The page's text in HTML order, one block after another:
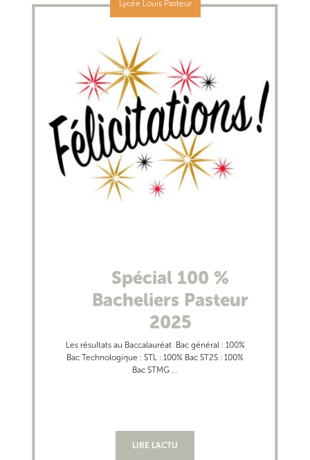
Lycée Louis Pasteur
Spécial 100 %
Bacheliers Pasteur
2025
Les résultats au Baccalauréat Bac général : 100%
Bac Technologique : STL : 100% Bac ST2S : 100%
Bac STMG ...
LIRE L'ACTU